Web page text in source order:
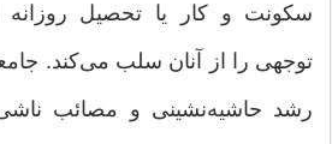
سکونت و کار یا تحصیل روزانه
توجهی را از آنان سلب می‌کند.
رشد حاشیه‌نشینی و مصائب